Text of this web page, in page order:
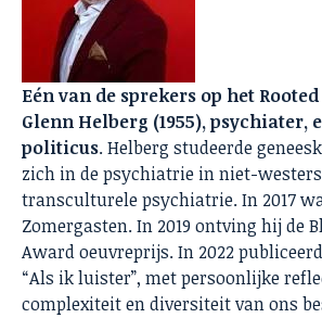
Eén van de sprekers op het
Glenn Helberg (1955), psychiater,
politicus. Helberg studeerde
zich in de psychiatrie in niet-
transculturele psychiatrie. In 2017
Zomergasten. In 2019 ontving hij de
Award oeuvreprijs. In 2022
“Als ik luister”, met persoonlijke
complexiteit en diversiteit van ons